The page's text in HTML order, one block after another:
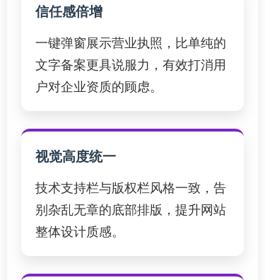
信任感倍增
一键弹窗展示营业执照，比单纯的
文字备案更具说服力，有效打消用
户对企业资质的顾虑。
视觉高度统一
技术支持栏与版权栏风格一致，告
别杂乱无章的底部排版，提升网站
整体设计质感。